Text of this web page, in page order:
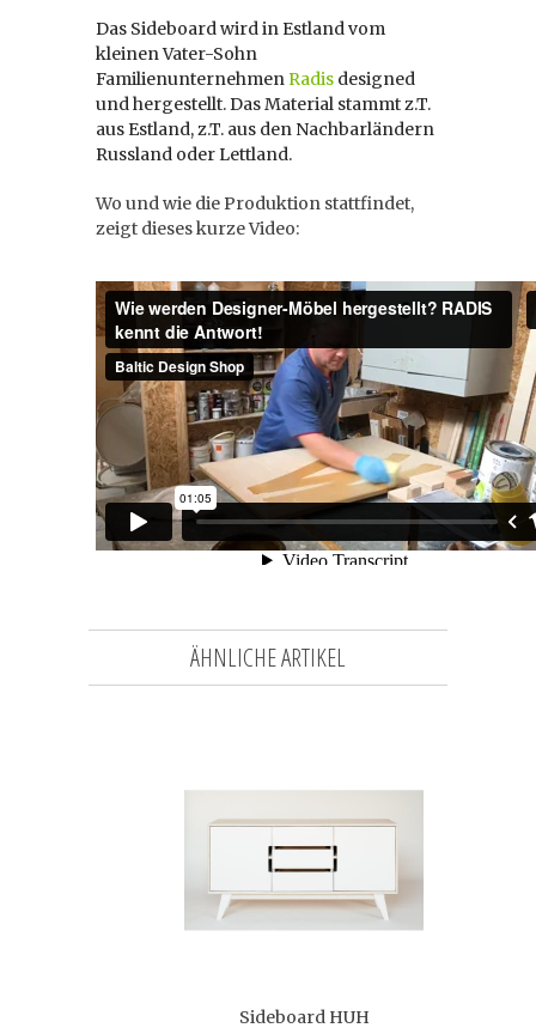
Das Sideboard wird in Estland vom
kleinen Vater-Sohn
FamilienunternehmenRadis designed
und hergestellt. Das Material stammt z.T.
aus Estland, z.T. aus den Nachbarländern
Russland oder Lettland.
Wo und wie die Produktion stattfindet,
zeigt dieses kurze Video:
ÄHNLICHE ARTIKEL
Sideboard HUH